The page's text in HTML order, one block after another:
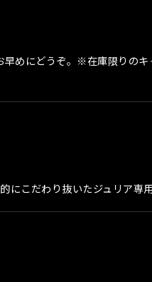
めにどうぞ。※在庫限りの
こだわり抜いたジュリア専